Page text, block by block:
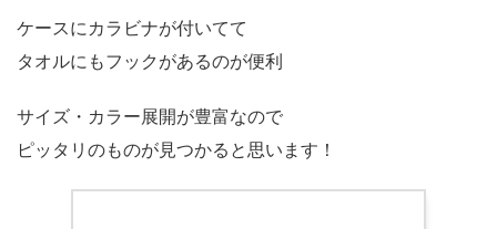
ケースにカラビナが付いてて
タオルにもフックがあるのが便利
サイズ・カラー展開が豊富なので
ピッタリのものが見つかると思います！